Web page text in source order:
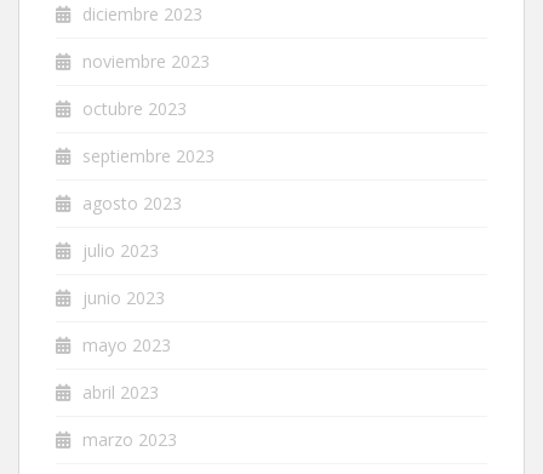
diciembre 2023
noviembre 2023
octubre 2023
septiembre 2023
agosto 2023
julio 2023
junio 2023
mayo 2023
abril 2023
marzo 2023